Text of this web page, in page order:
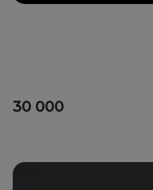
30 000